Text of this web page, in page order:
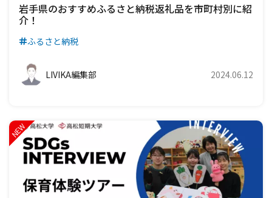
岩手県のおすすめふるさと納税返礼品を市町村別に紹
介！
ふるさと納税
LIVIKA編集部 2024.06.12